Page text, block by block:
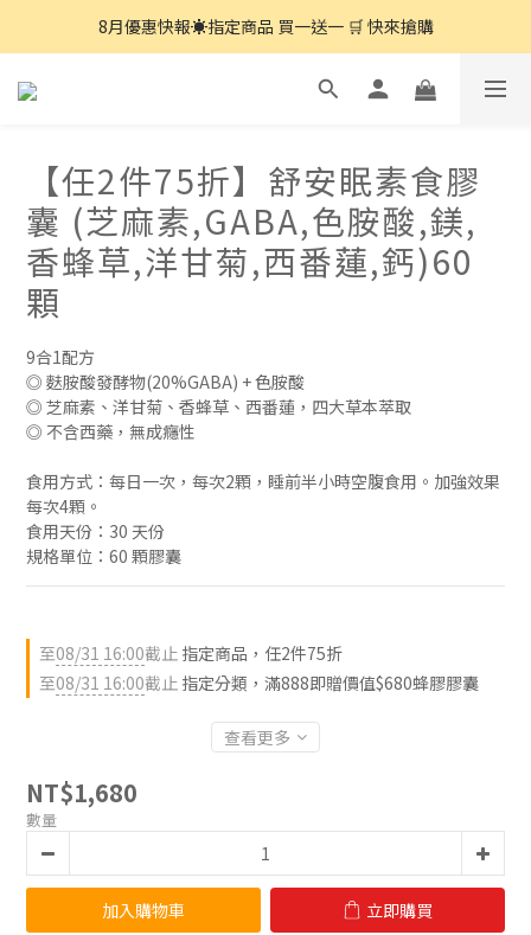
8月優惠快報☀️指定商品 買一送一 🛒 快來搶購
8月優惠快報☀️指定商品 買一送一 🛒 快來搶購
7月優惠快報☀️指定商品 任2件75折🛒快來搶購
【任2件75折】舒安眠素食膠
囊 (芝麻素,GABA,色胺酸,鎂,
香蜂草,洋甘菊,西番蓮,鈣)60
顆
9合1配方
◎ 麩胺酸發酵物(20%GABA) + 色胺酸
◎ 芝麻素、洋甘菊、香蜂草、西番蓮，四大草本萃取
◎ 不含西藥，無成癮性
食用方式：每日一次，每次2顆，睡前半小時空腹食用。加強效果
每次4顆。
食用天份：30 天份
規格單位：60 顆膠囊
至08/31 16:00截止 指定商品，任2件75折
至08/31 16:00截止 指定分類，滿888即贈價值$680蜂膠膠囊
查看更多
NT$1,680
數量
加入購物車 立即購買